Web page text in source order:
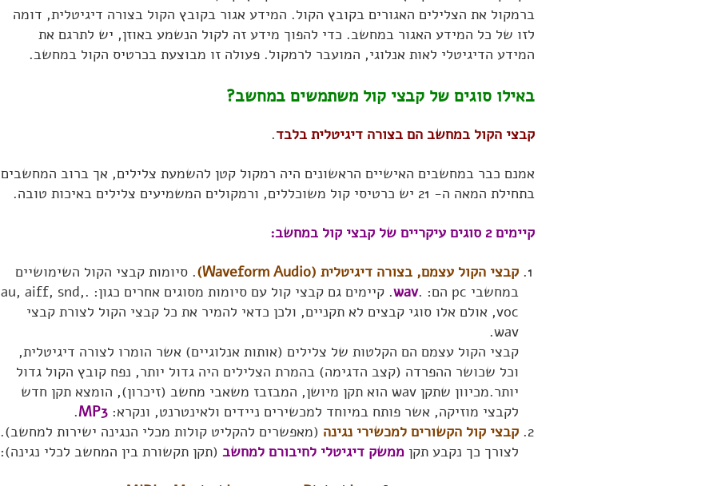
ברמקול את הצלילים האגורים בקובץ הקול. המידע אגור בקובץ הקול בצורה דיגיטלית, דומה
לזו של כל המידע האגור במחשב. כדי להפוך מידע זה לקול הנשמע באוזן, יש לתרגם את
המידע הדיגיטלי לאות אנלוגי, המועבר לרמקול. פעולה זו מבוצעת בכרטיס הקול במחשב.
באילו סוגים של קבצי קול משתמשים במחשב?
קבצי הקול במחשב הם בצורה דיגיטלית בלבד.
אמנם כבר במחשבים האישיים הראשונים היה רמקול קטן להשמעת צלילים, אך ברוב המחשבים
בתחילת המאה ה- 21 יש כרטיסי קול משוכללים, ורמקולים המשמיעים צלילים באיכות טובה.
קיימים 2 סוגים עיקריים של קבצי קול במחשב:
קבצי הקול עצמם, בצורה דיגיטלית (Waveform Audio)
. סיומות קבצי הקול השימושיים
במחשבי pc הם: .
wav
. קיימים גם קבצי קול עם סיומות מסוגים אחרים כגון: .au, aiff, snd,
voc, אולם אלו סוגי קבצים לא תקניים, ולכן כדאי להמיר את כל קבצי הקול לצורת קבצי
wav.
קבצי הקול עצמם הם הקלטות של צלילים (אותות אנלוגיים) אשר הומרו לצורה דיגיטלית,
וכל שכושר ההפרדה (קצב הדגימה) בהמרת הצלילים היה גדול יותר, נפח קובץ הקול גדול
יותר.מכיוון שתקן wav הוא תקן מיושן, המבזבז משאבי מחשב (זיכרון), הומצא תקן חדש
לקבצי מוזיקה, אשר פותח במיוחד למכשירים ניידים ולאינטרנט, ונקרא: MP3
.
קבצי קול הקשורים למכשירי נגינה (מאפשרים להקליט קולות מכלי הנגינה ישירות למחשב).
לצורך כך נקבע תקן ממשק דיגיטלי לחיבורם למחשב (תקן תקשורת בין המחשב לכלי נגינה):